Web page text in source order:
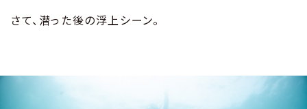
さて、潜った後の浮上シーン。